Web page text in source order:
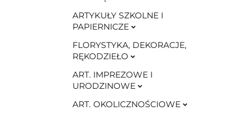
ARTYKUŁY SZKOLNE I
PAPIERNICZE
FLORYSTYKA, DEKORACJE,
RĘKODZIEŁO
ART. IMPREZOWE I
URODZINOWE
ART. OKOLICZNOŚCIOWE